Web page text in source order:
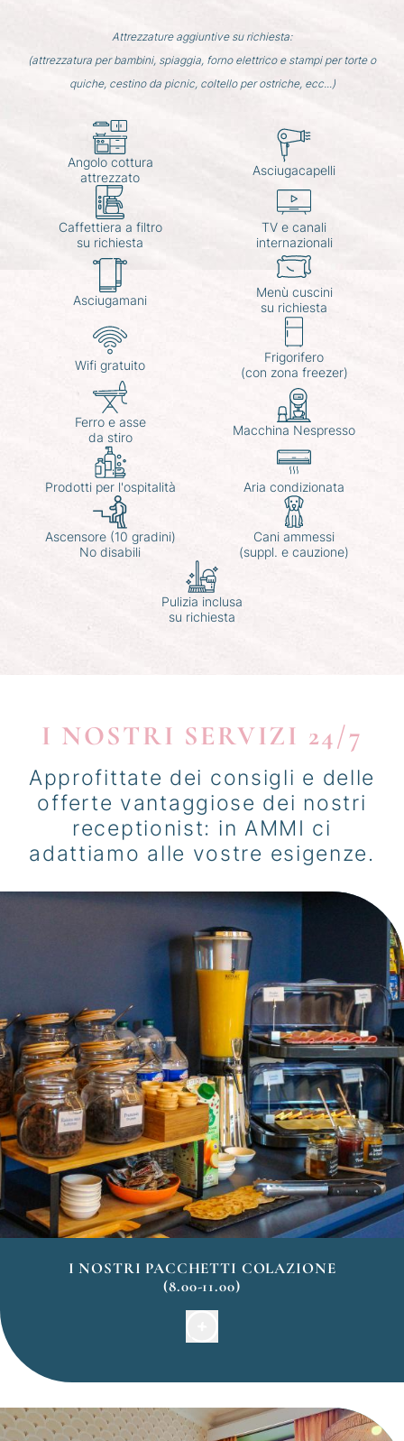
Attrezzature aggiuntive su richiesta:
(attrezzatura per bambini, spiaggia, forno elettrico e stampi per torte o
quiche, cestino da picnic, coltello per ostriche, ecc...)
Angolo cottura
attrezzato
Asciugacapelli
Caffettiera a filtro
su richiesta
TV e canali
internazionali
Asciugamani
Menù cuscini
su richiesta
Wifi gratuito
Frigorifero
(con zona freezer)
Ferro e asse
da stiro
Macchina Nespresso
Prodotti per l'ospitalità Aria condizionata
Ascensore (10 gradini)
No disabili
Cani ammessi
(suppl. e cauzione)
Pulizia inclusa
su richiesta
I NOSTRI SERVIZI 24/7
Approfittate dei consigli e delle
offerte vantaggiose dei nostri
receptionist: in AMMI ci
adattiamo alle vostre esigenze.
I NOSTRI PACCHETTI COLAZIONE
(8.00-11.00)
La colazione a buffet vi offre la più ampia
scelta di diversi tipi di pane e prodotti da forno,
crêpes, una selezione di cereali, semi e frutta secca.
La nostra selezione salata di salumi, formaggi e paté
di olive locali è completata da una scelta di